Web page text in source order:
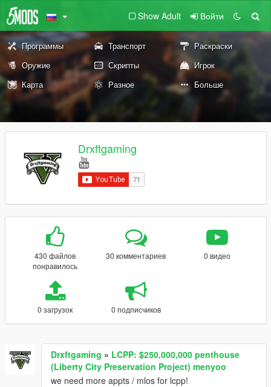
Show Adult Войти
Программы Транспорт
Раскраски
Оружие
Скрипты
Игрок
Карта
Разное Больше
Drxftgaming
430 файлов
понравилось
30 комментариев 0 видео
0 загрузок 0 подписчиков
Drxftgaming » LCPP: $250,000,000 penthouse
(Liberty City Preservation Project) menyoo
we need more appts / mlos for lcpp!